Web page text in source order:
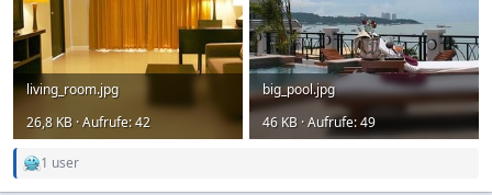
living_room.jpg
26,8 KB · Aufrufe: 42
big_pool.jpg
46 KB · Aufrufe: 49
R
1 user